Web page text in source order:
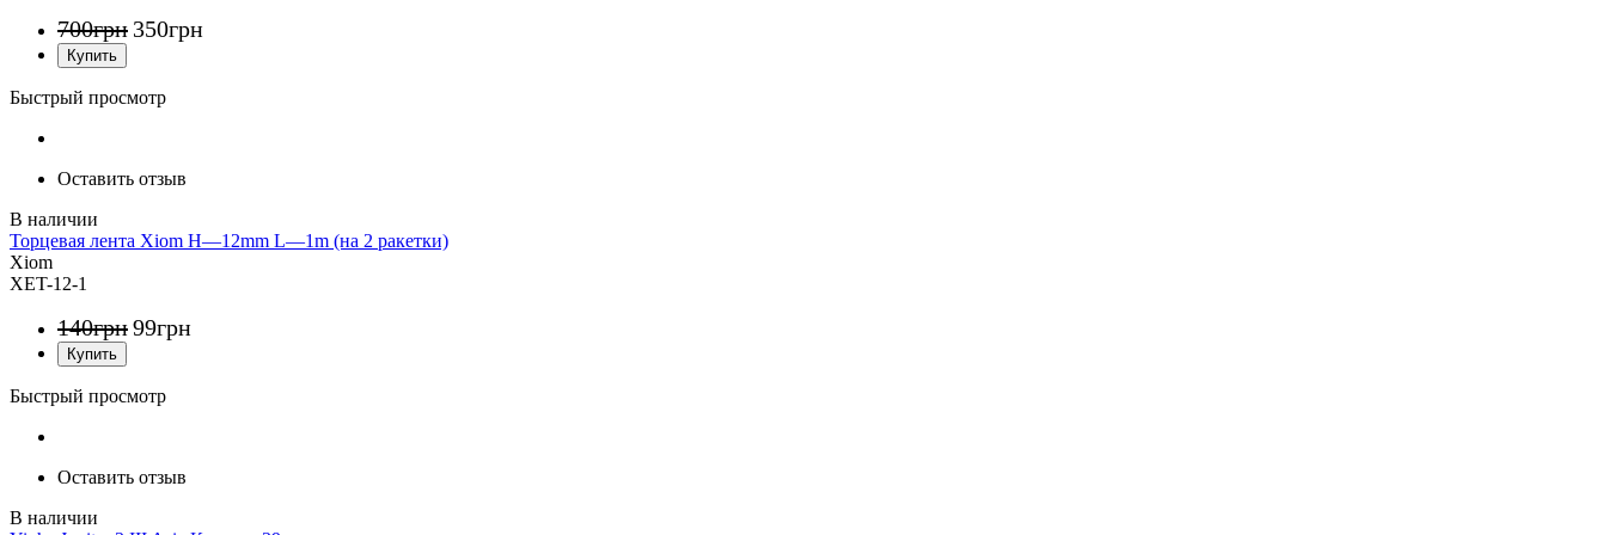
700грн 350грн
Быстрый просмотр
Оставить отзыв
Торцевая лента Xiom H—12mm L—1m (на 2 ракетки)
Xiom
XET-12-1
140грн99грн
Быстрый просмотр
Оставить отзыв